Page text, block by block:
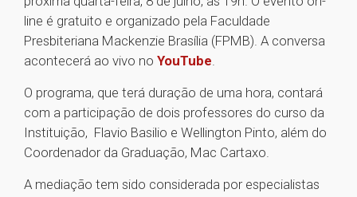
line é gratuito e organizado pela Faculdade
Presbiteriana Mackenzie Brasília (FPMB). A conversa
acontecerá ao vivo no YouTube.
O programa, que terá duração de uma hora, contará
com a participação de dois professores do curso da
Instituição, Flavio Basilio e Wellington Pinto, além do
Coordenador da Graduação, Mac Cartaxo.
A mediação tem sido considerada por especialistas